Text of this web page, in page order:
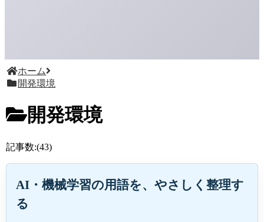
ホーム
開発環境
開発環境
記事数:(43)
AI・機械学習の用語を、やさしく整理す
る